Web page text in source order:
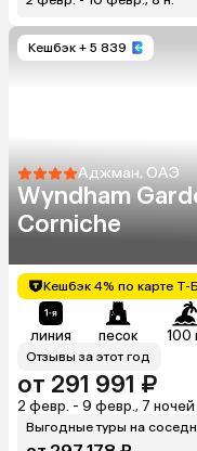
Кешбэк + 5 839
Аджман, ОАЭ
Wyndham
Corniche
Кешбэк 4% по карте Т-
линия песок 100
Отзывы за этот год
от 291 991 ₽
2 февр. - 9 февр., 7 ночей
Выгодные туры на